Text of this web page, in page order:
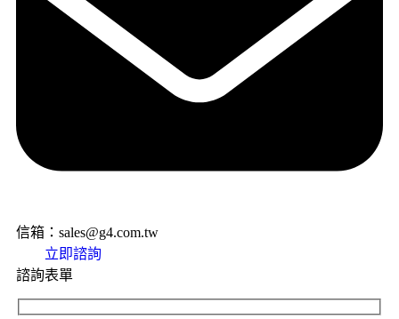
信箱：sales@g4.com.tw
立即諮詢
諮詢表單